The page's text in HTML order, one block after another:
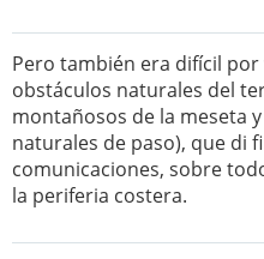
Pero también era difícil por
obstáculos naturales del
montañosos de la meseta
naturales de paso), que di
comunicaciones, sobre
la periferia costera.